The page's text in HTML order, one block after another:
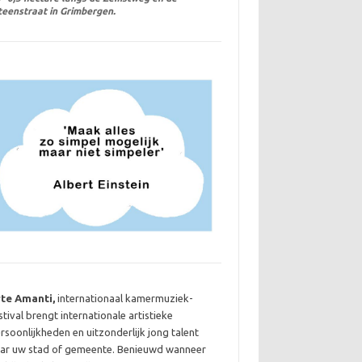
in Grimbergen.
Amanti, internationaal kamermuziek-
brengt internationale artistieke
en uitzonderlijk jong talent
uw stad of gemeente. Benieuwd wanneer